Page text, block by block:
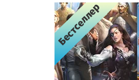
Бестселлер
Бестселлер
Бестселлер
Бестселлер